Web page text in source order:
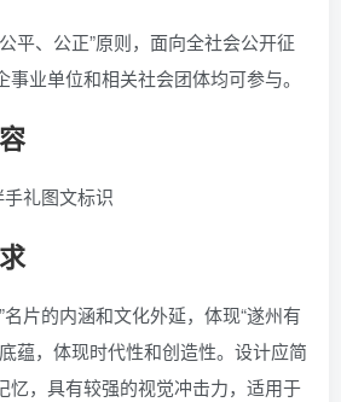
平、公正”原则，面向全社会公开征
业单位和相关社会团体均可参与。
手礼图文标识
名片的内涵和文化外延，体现“遂州有
蕴，体现时代性和创造性。设计应简
忆，具有较强的视觉冲击力，适用于